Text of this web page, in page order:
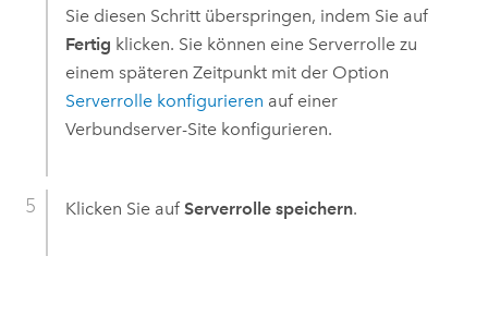
Sie diesen Schritt überspringen, indem Sie auf
Fertig klicken. Sie können eine Serverrolle zu
einem späteren Zeitpunkt mit der Option
Serverrolle konfigurieren auf einer
Verbundserver-Site konfigurieren.
Klicken Sie auf Serverrolle speichern.